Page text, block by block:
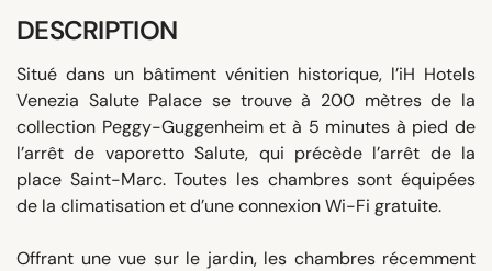
DESCRIPTION
Situé dans un bâtiment vénitien historique, l’iH Hotels
Venezia Salute Palace se trouve à 200 mètres de la
collection Peggy-Guggenheim et à 5 minutes à pied de
l’arrêt de vaporetto Salute, qui précède l’arrêt de la
place Saint-Marc. Toutes les chambres sont équipées
de la climatisation et d’une connexion Wi-Fi gratuite.
Offrant une vue sur le jardin, les chambres récemment